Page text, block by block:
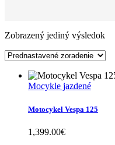
Zobrazený jediný výsledok
Mocykle jazdené
Motocykel Vespa 125
1,399.00€